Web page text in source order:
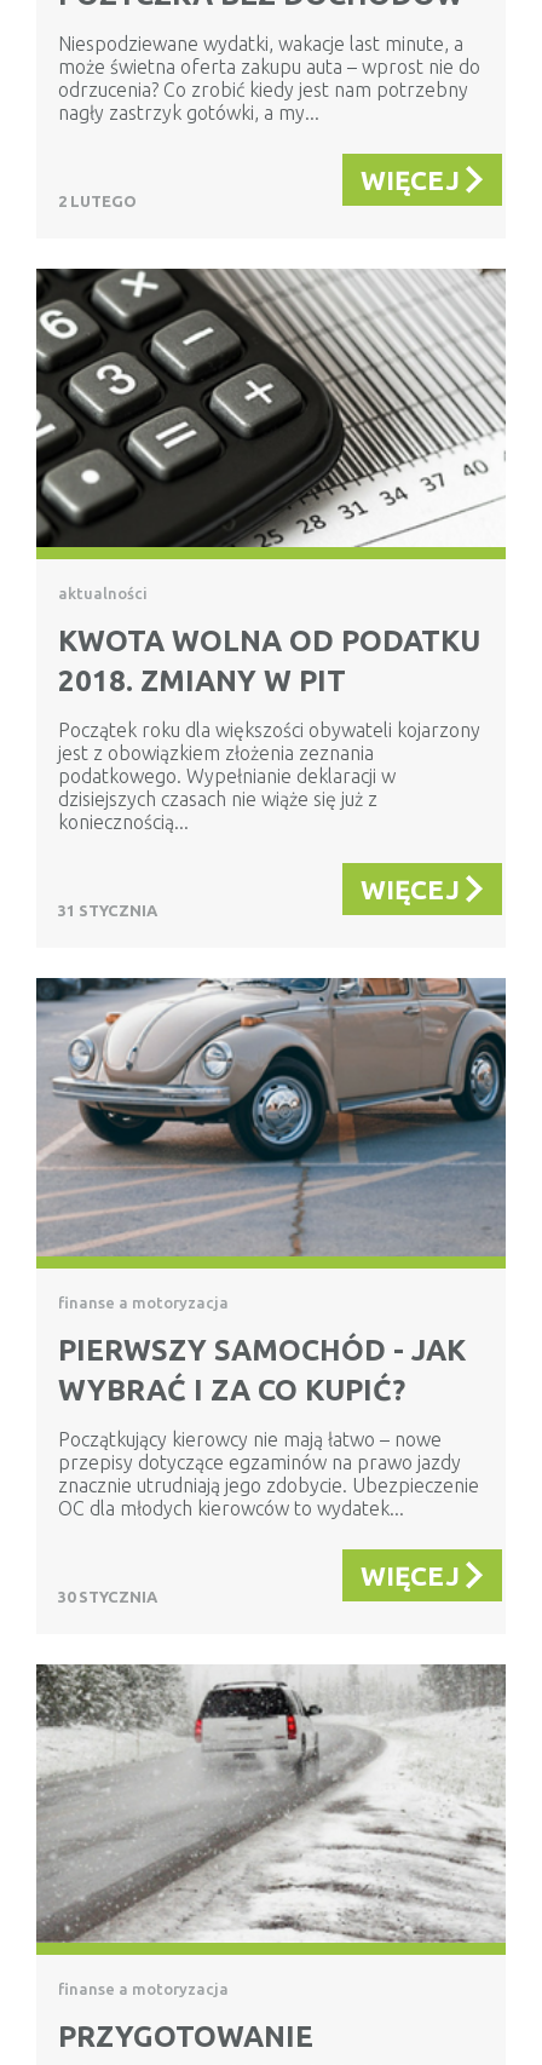
Niespodziewane wydatki, wakacje last minute, a
może świetna oferta zakupu auta – wprost nie do
odrzucenia? Co zrobić kiedy jest nam potrzebny
nagły zastrzyk gotówki, a my...
2 LUTEGO
WIĘCEJ
aktualności
KWOTA WOLNA OD PODATKU
2018. ZMIANY W PIT
Początek roku dla większości obywateli kojarzony
jest z obowiązkiem złożenia zeznania
podatkowego. Wypełnianie deklaracji w
dzisiejszych czasach nie wiąże się już z
koniecznością...
31 STYCZNIA
WIĘCEJ
finanse a motoryzacja
PIERWSZY SAMOCHÓD - JAK
WYBRAĆ I ZA CO KUPIĆ?
Początkujący kierowcy nie mają łatwo – nowe
przepisy dotyczące egzaminów na prawo jazdy
znacznie utrudniają jego zdobycie. Ubezpieczenie
OC dla młodych kierowców to wydatek...
30 STYCZNIA
WIĘCEJ
finanse a motoryzacja
PRZYGOTOWANIE